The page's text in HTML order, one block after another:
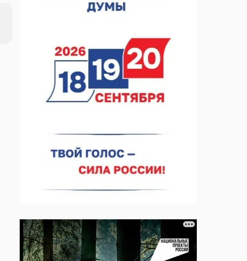
07.08.2026 13:15
спортобъектов выросла на 28%
07.08.2026 12:15
В Нижнем Новгороде прошло совещание
Росгвардии
07.08.2026 12:04